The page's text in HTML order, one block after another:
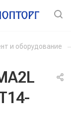
и оборудование